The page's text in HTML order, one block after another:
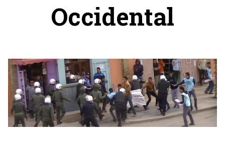
Occidental